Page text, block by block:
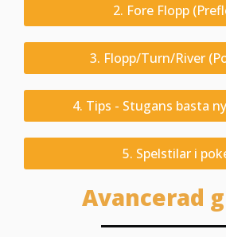
2. Fore Flopp
3. Flopp/Turn/River
4. Tips - Stugans basta
5. Spelstilar i
Avancerad